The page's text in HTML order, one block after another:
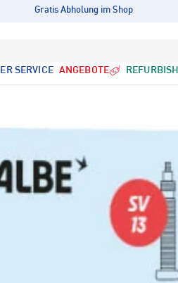
Gratis Abholung im Shop
SERVICE ANGEBOTE